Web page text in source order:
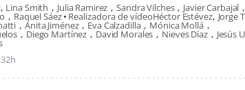
Lina Smith Julia Ramirez Sandra Vilches Javier Carbajal
Raquel Sáez Realizadora de vídeoHéctor Estévez Jorge
Anita Jiménez Eva Calzadilla Mónica Mollá
Diego Martínez David Morales Nieves Díaz Jesús